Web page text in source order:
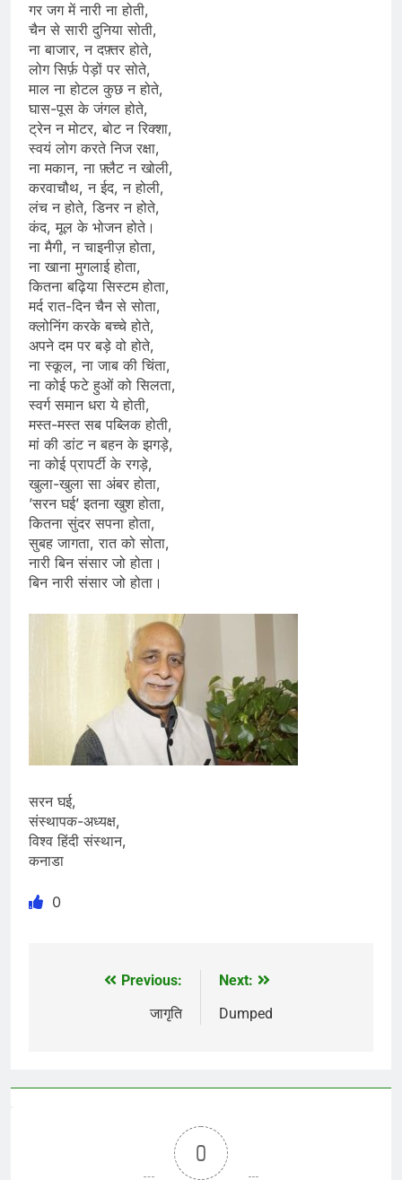
गर जग में नारी ना होती,
चैन से सारी दुनिया सोती,
ना बाजार, न दफ़्तर होते,
लोग सिर्फ़ पेड़ों पर सोते,
माल ना होटल कुछ न होते,
घास-पूस के जंगल होते,
ट्रेन न मोटर, बोट न रिक्शा,
स्वयं लोग करते निज रक्षा,
ना मकान, ना फ़्लैट न खोली,
करवाचौथ, न ईद, न होली,
लंच न होते, डिनर न होते,
कंद, मूल के भोजन होते।
ना मैगी, न चाइनीज़ होता,
ना खाना मुगलाई होता,
कितना बढ़िया सिस्टम होता,
मर्द रात-दिन चैन से सोता,
क्लोनिंग करके बच्चे होते,
अपने दम पर बड़े वो होते,
ना स्कूल, ना जाब की चिंता,
ना कोई फटे हुओं को सिलता,
स्वर्ग समान धरा ये होती,
मस्त-मस्त सब पब्लिक होती,
मां की डांट न बहन के झगड़े,
ना कोई प्रापर्टी के रगड़े,
खुला-खुला सा अंबर होता,
’सरन घई’ इतना खुश होता,
कितना सुंदर सपना होता,
सुबह जागता, रात को सोता,
नारी बिन संसार जो होता।
बिन नारी संसार जो होता।
सरन घई,
संस्थापक-अध्यक्ष,
विश्व हिंदी संस्थान,
कनाडा
0
Previous:
जागृति
Next:
Dumped
0